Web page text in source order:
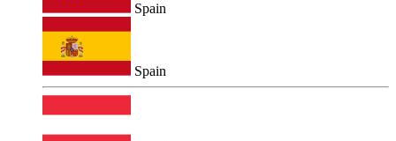
Spain
Spain